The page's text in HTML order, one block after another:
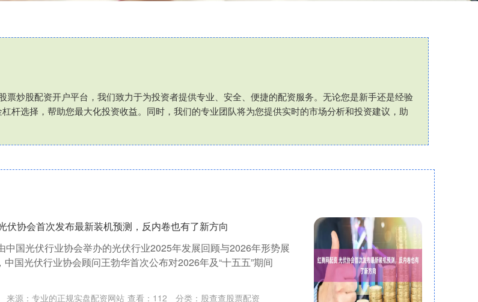
炒股配资开户平台，我们致力于为投资者提供专业、安全、便捷的配资服务。无论您是新手还是经验
杆选择，帮助您最大化投资收益。同时，我们的专业团队将为您提供实时的市场分析和投资建议，助
伏协会首次发布最新装机预测，反内卷也有了新方向
中国光伏行业协会举办的光伏行业2025年发展回顾与2026年形势展
中国光伏行业协会顾问王勃华首次公布对2026年及“十五五”期间
来源：专业的正规实盘配资网站 查看： 112 分类： 股查查股票配资